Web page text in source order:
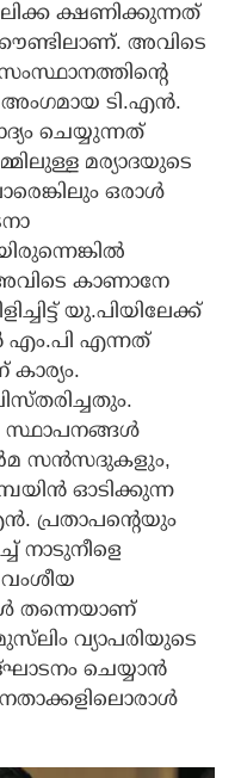
ക്ഷണിക്കുന്നത്
അവിടെ
അംഗമായ ടി.എന്‍.
ചെയ്യുന്നത്
മര്യാദയുടെ
ഒരാള്‍
കാണാനേ
യു.പിയിലേക്ക്
എം.പി എന്നത്
സ്ഥാപനങ്ങള്‍
സന്‍സദുകളും,
ഓടിക്കുന്ന
പ്രതാപന്റെയും
നാടുനീളെ
തന്നെയാണ്
വ്യാപരിയുടെ
ചെയ്യാന്‍